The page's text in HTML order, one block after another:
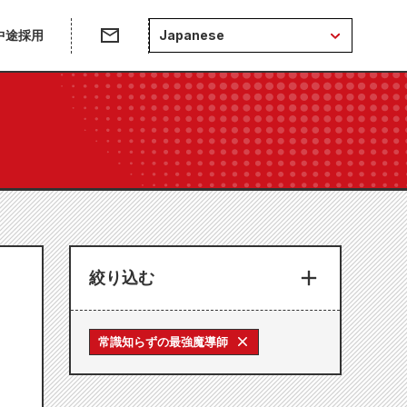
途採用 Japanese
絞り込む
常識知らずの最強魔導師